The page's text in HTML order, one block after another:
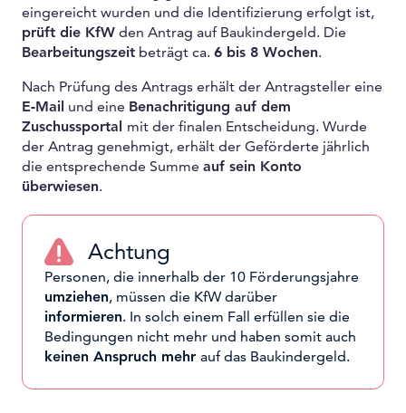
eingereicht wurden und die Identifizierung erfolgt ist,
prüft die KfW den Antrag auf Baukindergeld. Die
Bearbeitungszeit beträgt ca. 6 bis 8 Wochen.
Nach Prüfung des Antrags erhält der Antragsteller eine
E-Mail und eine Benachritigung auf dem
Zuschussportal mit der finalen Entscheidung. Wurde
der Antrag genehmigt, erhält der Geförderte jährlich
die entsprechende Summe auf sein Konto
überwiesen.
Achtung
Personen, die innerhalb der 10 Förderungsjahre
umziehen, müssen die KfW darüber
informieren. In solch einem Fall erfüllen sie die
Bedingungen nicht mehr und haben somit auch
keinen Anspruch mehr auf das Baukindergeld.